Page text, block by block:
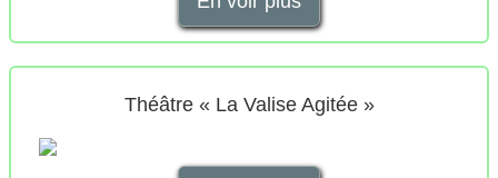
Théâtre « La Valise Agitée »